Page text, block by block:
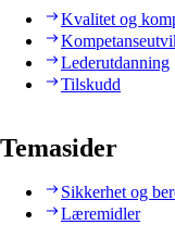
Kvalitet og
Lederutdanning
Tilskudd
Temasider
Sikkerhet og
Læremidler